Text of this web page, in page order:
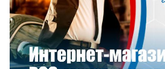
Смотреть проект